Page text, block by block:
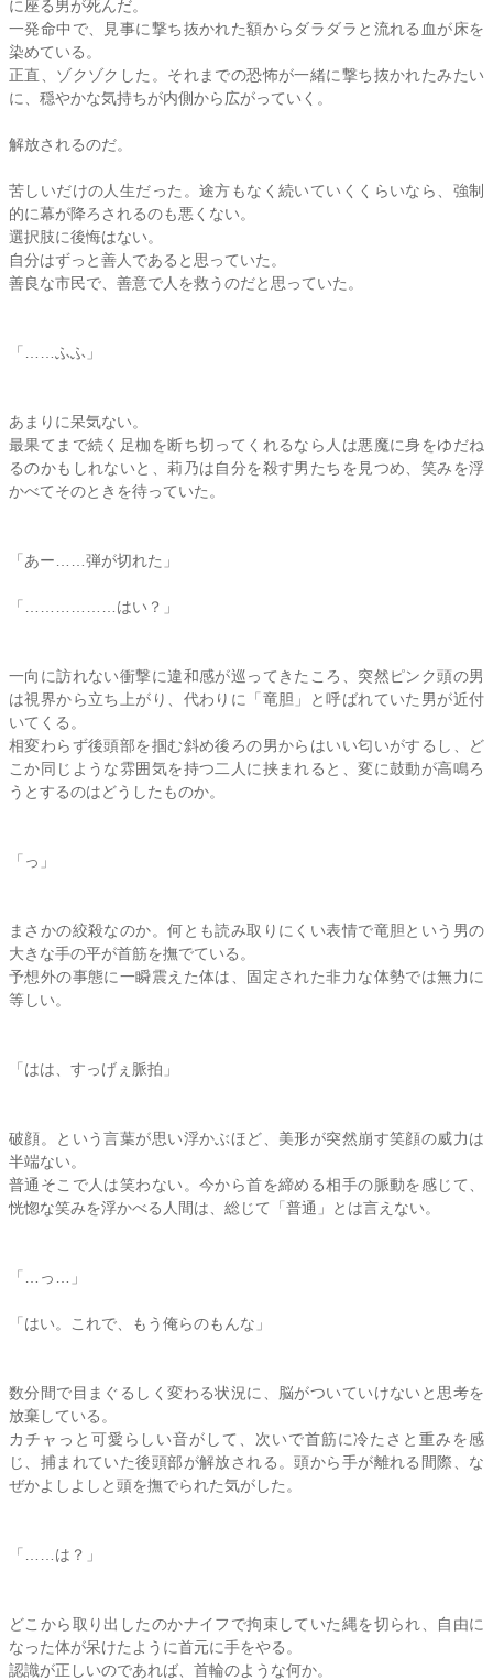
に座る男が死んだ。
一発命中で、見事に撃ち抜かれた額からダラダラと流れる血が床を
染めている。
正直、ゾクゾクした。それまでの恐怖が一緒に撃ち抜かれたみたい
に、穏やかな気持ちが内側から広がっていく。
解放されるのだ。
苦しいだけの人生だった。途方もなく続いていくくらいなら、強制
的に幕が降ろされるのも悪くない。
選択肢に後悔はない。
自分はずっと善人であると思っていた。
善良な市民で、善意で人を救うのだと思っていた。
「……ふふ」
あまりに呆気ない。
最果てまで続く足枷を断ち切ってくれるなら人は悪魔に身をゆだね
るのかもしれないと、 莉乃は自分を殺す男たちを見つめ、笑みを浮
かべてそのときを待っていた。
「あー……弾が切れた」
「………………はい？」
一向に訪れない衝撃に違和感が巡ってきたころ、突然ピンク頭の男
は視界から立ち上がり、代わりに「竜胆」と呼ばれていた男が近付
いてくる。
相変わらず後頭部を掴む斜め後ろの男からはいい匂いがするし、ど
こか同じような雰囲気を持つ二人に挟まれると、変に鼓動が高鳴ろ
うとするのはどうしたものか。
「っ」
まさかの絞殺なのか。何とも読み取りにくい表情で竜胆という男の
大きな手の平が首筋を撫でている。
予想外の事態に一瞬震えた体は、固定された非力な体勢では無力に
等しい。
「はは、すっげぇ脈拍」
破顔。という言葉が思い浮かぶほど、美形が突然崩す笑顔の威力は
半端ない。
普通そこで人は笑わない。今から首を締める相手の脈動を感じて、
恍惚な笑みを浮かべる人間は、総じて「普通」とは言えない。
「…っ…」
「はい。これで、もう俺らのもんな」
数分間で目まぐるしく変わる状況に、脳がついていけないと思考を
放棄している。
カチャっと可愛らしい音がして、次いで首筋に冷たさと重みを感
じ、捕まれていた後頭部が解放される。頭から手が離れる間際、な
ぜかよしよしと頭を撫でられた気がした。
「……は？」
どこから取り出したのかナイフで拘束していた縄を切られ、自由に
なった体が呆けたように首元に手をやる。
認識が正しいのであれば、首輪のような何か。